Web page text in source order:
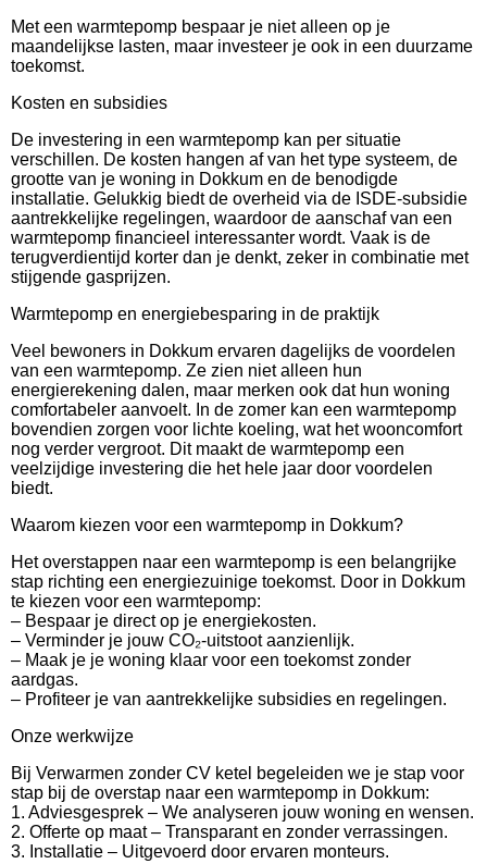
Met een warmtepomp bespaar je niet alleen op je
maandelijkse lasten, maar investeer je ook in een duurzame
toekomst.
Kosten en subsidies
De investering in een warmtepomp kan per situatie
verschillen. De kosten hangen af van het type systeem, de
grootte van je woning in Dokkum en de benodigde
installatie. Gelukkig biedt de overheid via de ISDE-subsidie
aantrekkelijke regelingen, waardoor de aanschaf van een
warmtepomp financieel interessanter wordt. Vaak is de
terugverdientijd korter dan je denkt, zeker in combinatie met
stijgende gasprijzen.
Warmtepomp en energiebesparing in de praktijk
Veel bewoners in Dokkum ervaren dagelijks de voordelen
van een warmtepomp. Ze zien niet alleen hun
energierekening dalen, maar merken ook dat hun woning
comfortabeler aanvoelt. In de zomer kan een warmtepomp
bovendien zorgen voor lichte koeling, wat het wooncomfort
nog verder vergroot. Dit maakt de warmtepomp een
veelzijdige investering die het hele jaar door voordelen
biedt.
Waarom kiezen voor een warmtepomp in Dokkum?
Het overstappen naar een warmtepomp is een belangrijke
stap richting een energiezuinige toekomst. Door in Dokkum
te kiezen voor een warmtepomp:
– Bespaar je direct op je energiekosten.
– Verminder je jouw CO₂-uitstoot aanzienlijk.
– Maak je je woning klaar voor een toekomst zonder
aardgas.
– Profiteer je van aantrekkelijke subsidies en regelingen.
Onze werkwijze
Bij Verwarmen zonder CV ketel begeleiden we je stap voor
stap bij de overstap naar een warmtepomp in Dokkum:
1. Adviesgesprek – We analyseren jouw woning en wensen.
2. Offerte op maat – Transparant en zonder verrassingen.
3. Installatie – Uitgevoerd door ervaren monteurs.